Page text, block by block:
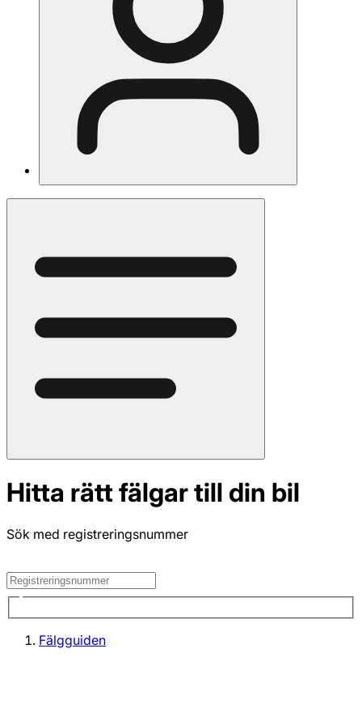
Hitta rätt fälgar till din bil
Sök med registreringsnummer
Fälgguiden